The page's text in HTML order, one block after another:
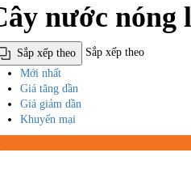
nước nóng
Sắp xếp theo
Sắp xếp theo
Mới nhất
Giá tăng dần
Giá giảm dần
Khuyến mại